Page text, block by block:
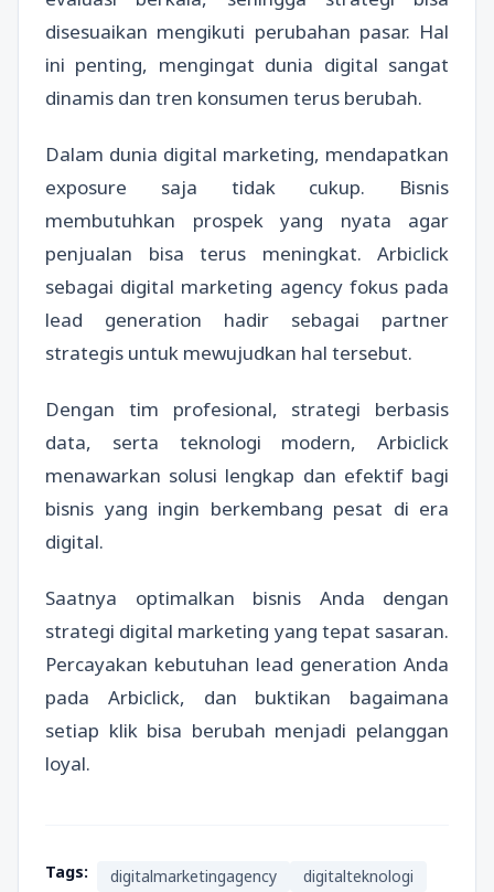
disesuaikan mengikuti perubahan pasar. Hal
ini penting, mengingat dunia digital sangat
dinamis dan tren konsumen terus berubah.
Dalam dunia digital marketing, mendapatkan
exposure saja tidak cukup. Bisnis
membutuhkan prospek yang nyata agar
penjualan bisa terus meningkat. Arbiclick
sebagai digital marketing agency fokus pada
lead generation hadir sebagai partner
strategis untuk mewujudkan hal tersebut.
Dengan tim profesional, strategi berbasis
data, serta teknologi modern, Arbiclick
menawarkan solusi lengkap dan efektif bagi
bisnis yang ingin berkembang pesat di era
digital.
Saatnya optimalkan bisnis Anda dengan
strategi digital marketing yang tepat sasaran.
Percayakan kebutuhan lead generation Anda
pada Arbiclick, dan buktikan bagaimana
setiap klik bisa berubah menjadi pelanggan
loyal.
Tags: digitalmarketingagency
digitalteknologi